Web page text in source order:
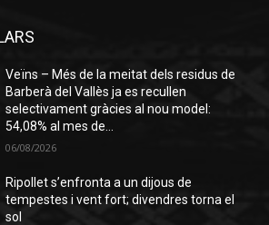
Veïns – Més de la meitat dels residus de
Barberà del Vallès ja es recullen
selectivament gràcies al nou model:
54,08% al mes de...
06/08/2026
Ripollet s’enfronta a un dijous de
tempestes i vent fort; divendres torna el
sol